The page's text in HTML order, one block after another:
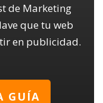
de Marketing
que tu web
en publicidad.
GUÍA